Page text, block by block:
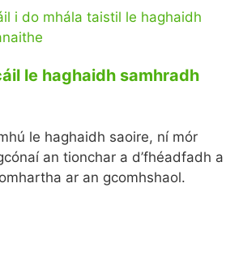
le haghaidh samhradh
le haghaidh saoire, ní mór
an tionchar a d’fhéadfadh a
ar an gcomhshaol.